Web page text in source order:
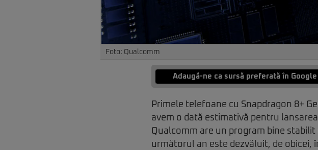
Foto: Qualcomm
Adaugă-ne ca sursă preferată în Google
Primele telefoane cu Snapdragon 8+
avem o dată estimativă pentru
Qualcomm are un program bine
următorul an este dezvăluit, de obicei,